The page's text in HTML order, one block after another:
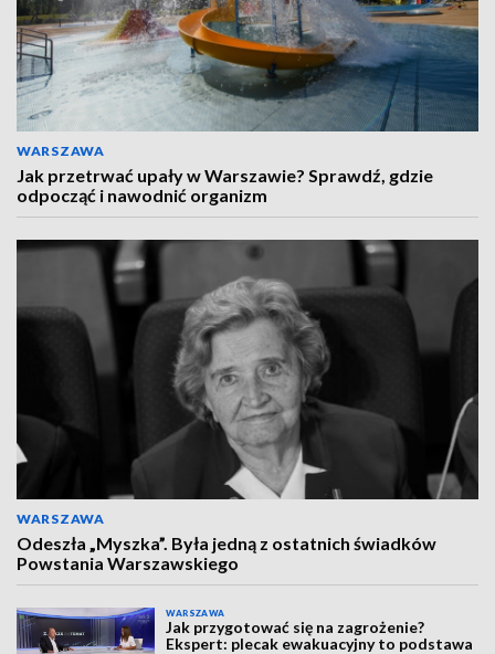
WARSZAWA
Jak przetrwać upały w Warszawie? Sprawdź, gdzie
odpocząć i nawodnić organizm
WARSZAWA
Odeszła „Myszka”. Była jedną z ostatnich świadków
Powstania Warszawskiego
WARSZAWA
Jak przygotować się na zagrożenie?
Ekspert: plecak ewakuacyjny to podstawa